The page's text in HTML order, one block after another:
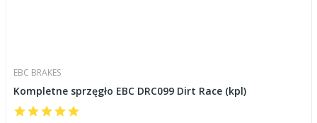
EBC BRAKES
Kompletne sprzęgło EBC DRC099 Dirt Race (kpl)